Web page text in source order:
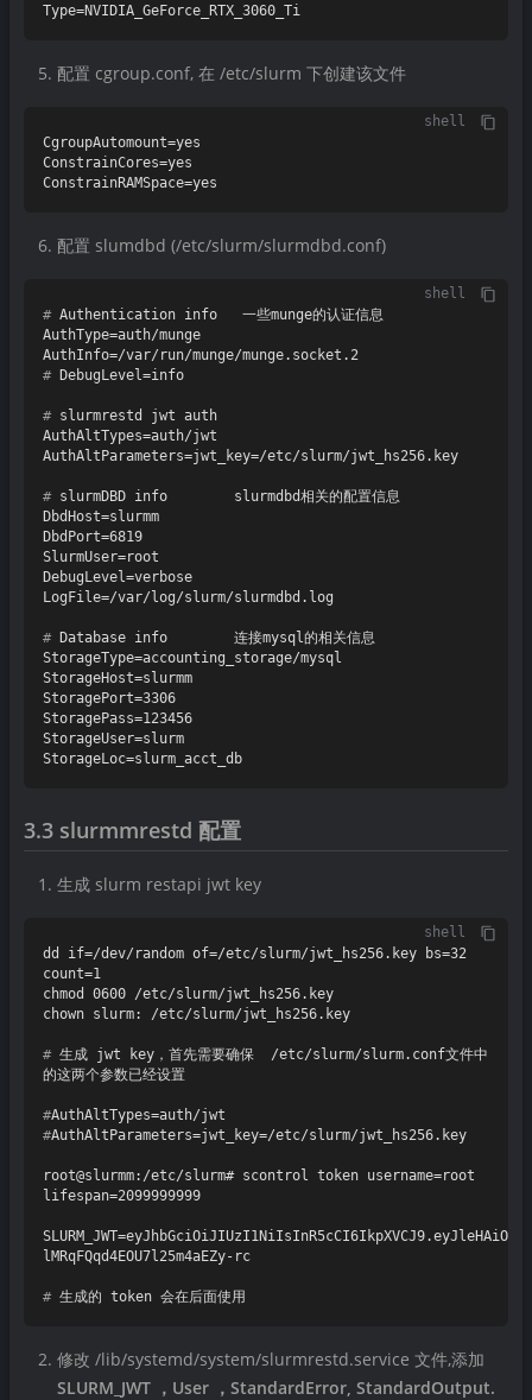
配置 cgroup.conf, 在 /etc/slurm 下创建该文件
shell
CgroupAutomount=yes
ConstrainCores=yes
配置 slumdbd (/etc/slurm/slurmdbd.conf)
shell
# Authentication info   一些munge的认证信息
AuthType=auth/munge
# DebugLevel=info
# slurmrestd jwt auth
AuthAltTypes=auth/jwt
# slurmDBD info        slurmdbd相关的配置信息
DbdHost=slurmm
DbdPort=6819
SlurmUser=root
DebugLevel=verbose
# Database info        连接mysql的相关信息
StorageType=accounting_storage/mysql
StorageHost=slurmm
StoragePort=3306
StoragePass=123456
StorageUser=slurm
3.3 slurmmrestd 配置
生成 slurm restapi jwt key
shell
dd if=/dev/random of=/etc/slurm/jwt_hs256.key bs=32
count=1
chmod 0600 /etc/slurm/jwt_hs256.key
# 生成 jwt key，首先需要确保  /etc/slurm/slurm.conf文件中
的这两个参数已经设置
#AuthAltTypes=auth/jwt
#AuthAltParameters=jwt_key=/etc/slurm/jwt_hs256.key
root@slurmm:/etc/slurm# scontrol token username=root
lifespan=2099999999
# 生成的 token 会在后面使用
修改 /lib/systemd/system/slurmrestd.service 文件,添加
SLURM_JWT ，User ，StandardError, StandardOutput.